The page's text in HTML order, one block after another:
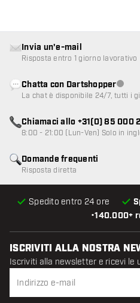
•140.000+
Spedito entro 24 ore
Domande frequenti
Risposta diretta
Invia un'e-mail
Risposta entro 1 giorno lavorativo
Chatta con Dartshopper
La chat è disponibile 24/7, tutti i
Chiamaci allo +31(0) 85 000
8:00 - 21:00 (Lun-Ven) Solo in
ISCRIVITI ALLA NOSTRA
Iscriviti alla newsletter e ricevi le